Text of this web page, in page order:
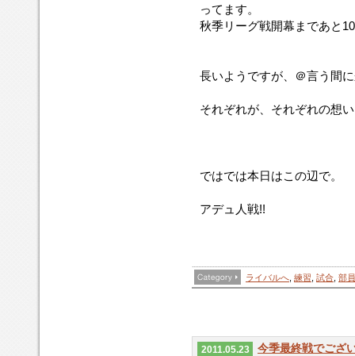
ってます。
秋季リーグ戦開幕まであと
長いようですが、＠言う間
それぞれが、それぞれの想
ではでは本日はこの辺で。
アデュ人戦!!
ライバルへ 練習 試合 部員
2011.05.23 今季最終戦でござ